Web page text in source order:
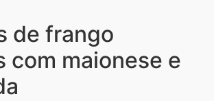
de frango
com maionese e